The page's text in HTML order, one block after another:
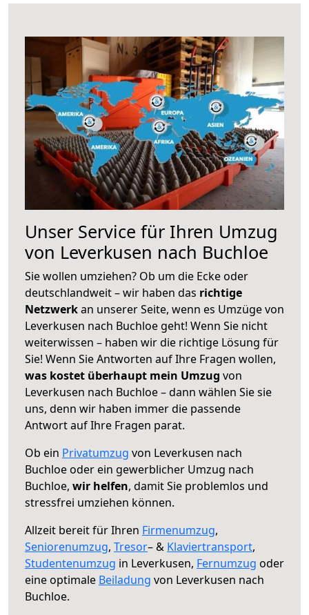
Unser Service für Ihren Umzug
von Leverkusen nach Buchloe
Sie wollen umziehen? Ob um die Ecke oder
deutschlandweit – wir haben das richtige
Netzwerkan unserer Seite, wenn es Umzüge von
Leverkusen nach Buchloe geht! Wenn Sie nicht
weiterwissen – haben wir die richtige Lösung für
Sie! Wenn Sie Antworten auf Ihre Fragen wollen,
was kostet überhaupt mein Umzug von
Leverkusen nach Buchloe – dann wählen Sie sie
uns, denn wir haben immer die passende
Antwort auf Ihre Fragen parat.
Ob ein Privatumzug von Leverkusen nach
Buchloe oder ein gewerblicher Umzug nach
Buchloe, wir helfen, damit Sie problemlos und
stressfrei umziehen können.
Allzeit bereit für Ihren Firmenumzug,
Seniorenumzug, Tresor– & Klaviertransport,
Studentenumzug in Leverkusen, Fernumzug oder
eine optimale Beiladung von Leverkusen nach
Buchloe.